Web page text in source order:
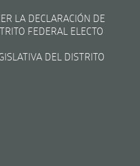
LA DECLARACIÓN DE
FEDERAL ELECTO
DEL DISTRITO